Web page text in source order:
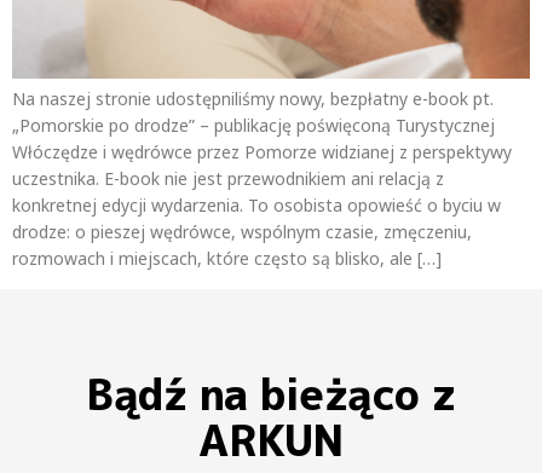
Na naszej stronie udostępniliśmy nowy, bezpłatny e-book pt.
„Pomorskie po drodze” – publikację poświęconą Turystycznej
Włóczędze i wędrówce przez Pomorze widzianej z perspektywy
uczestnika. E-book nie jest przewodnikiem ani relacją z
konkretnej edycji wydarzenia. To osobista opowieść o byciu w
drodze: o pieszej wędrówce, wspólnym czasie, zmęczeniu,
rozmowach i miejscach, które często są blisko, ale […]
Bądź na bieżąco z
ARKUN